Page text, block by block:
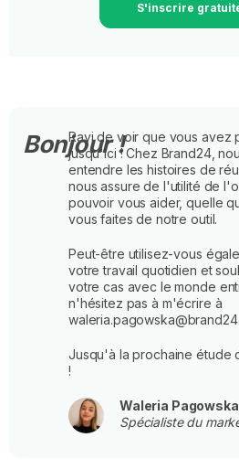
S'inscrire
Bonjour !
Ravi de voir que vous avez
jusqu'ici ! Chez Brand24,
entendre les histoires de
nous assure de l'utilité de
pouvoir vous aider, quelle
vous faites de notre outil.
Peut-être utilisez-vous
votre travail quotidien et
votre cas avec le monde
n'hésitez pas à m'écrire à
Jusqu'à la prochaine étude
!
Waleria Pagowska
Spécialiste du